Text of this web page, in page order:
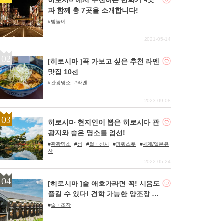
과 함께 총 7곳을 소개합니다!
밤놀이
2021-05-14
[히로시마 ]꼭 가보고 싶은 추천 라멘
맛집 10선
관광명소 라멘
2023-09-08
히로시마 현지인이 뽑은 히로시마 관
광지와 숨은 명소를 엄선!
관광명소 성 절・신사 파워스폿
세계/일본유
산
2022-05-24
[히로시마 ]술 애호가라면 꼭! 시음도
즐길 수 있다! 견학 가능한 양조장 4
곳술・조장